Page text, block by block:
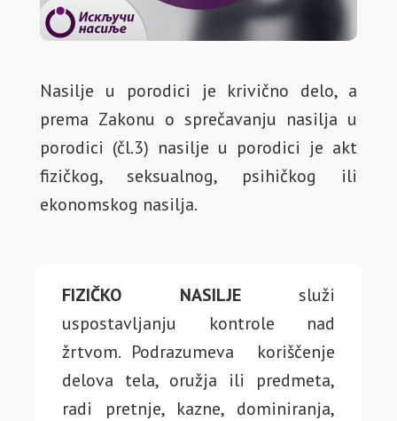
Nasilje u porodici je krivično delo, a
prema Zakonu o sprečavanju nasilja u
porodici (čl.3) nasilje u porodici je akt
fizičkog, seksualnog, psihičkog ili
ekonomskog nasilja.
FIZIČKO NASILJEsluži
uspostavljanju kontrole nad
žrtvom. Podrazumeva koriščenje
delova tela, oružja ili predmeta,
radi pretnje, kazne, dominiranja,